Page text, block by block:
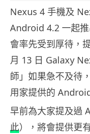
Nexus 4 手機及
Android 4.2 一起
會率先受到厚待，
月 13 日 Galaxy
師」如果急不及待
用家提供的
早前為大家提及過
此），將會提供更